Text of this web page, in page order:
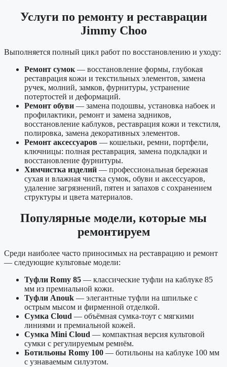
Услуги по ремонту и реставрации
Jimmy Choo
Выполняется полный цикл работ по восстановлению и уходу:
Ремонт сумок — восстановление формы, глубокая
реставрация кожи и текстильных элементов, замена
ручек, молний, замков, фурнитуры, устранение
потертостей и деформаций.
Ремонт обуви — замена подошвы, установка набоек и
профилактики, ремонт и замена задников,
восстановление каблуков, реставрация кожи и текстиля,
полировка, замена декоративных элементов.
Ремонт аксессуаров — кошельки, ремни, портфели,
ключницы: полная реставрация, замена подкладки и
восстановление фурнитуры.
Химчистка изделий — профессиональная бережная
сухая и влажная чистка сумок, обуви и аксессуаров,
удаление загрязнений, пятен и запахов с сохранением
структуры и цвета материалов.
Популярные модели, которые мы
ремонтируем
Среди наиболее часто приносимых на реставрацию и ремонт
— следующие культовые модели:
Туфли Romy 85 — классические туфли на каблуке 85
мм из премиальной кожи.
Туфли Anouk — элегантные туфли на шпильке с
острым мысом и фирменной отделкой.
Сумка Cloud — объёмная сумка-тоут с мягкими
линиями и премиальной кожей.
Сумка Mini Cloud — компактная версия культовой
сумки с регулируемым ремнём.
Ботильоны Romy 100 — ботильоны на каблуке 100 мм
с узнаваемым силуэтом.